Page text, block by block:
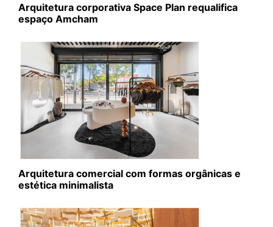
Arquitetura corporativa Space Plan requalifica
espaço Amcham
Arquitetura comercial com formas orgânicas e
estética minimalista